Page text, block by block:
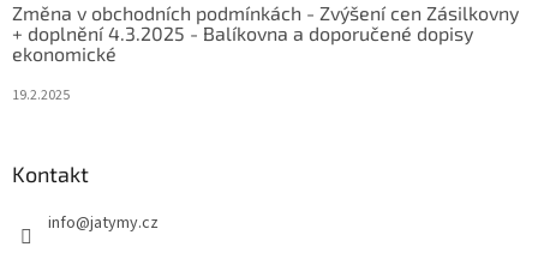
Změna v obchodních podmínkách - Zvýšení cen Zásilkovny
+ doplnění 4.3.2025 - Balíkovna a doporučené dopisy
ekonomické
19.2.2025
Kontakt
info@jatymy.cz